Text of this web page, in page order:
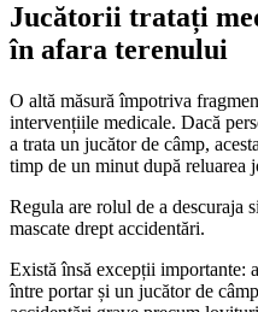
Jucătorii tratați
în afara terenului
O altă măsură împotriva
intervențiile medicale. Dacă
a trata un jucător de câmp,
timp de un minut după reluarea
Regula are rolul de a descuraja
mascate drept accidentări.
Există însă excepții importante:
între portar și un jucător de